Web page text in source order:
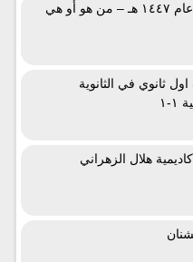
جائزة أبو بندر لعيد فطر عام ١٤٤٧ هـ – من هو أو هي
ثانوي في الثانوية
١
هلال الزهراني